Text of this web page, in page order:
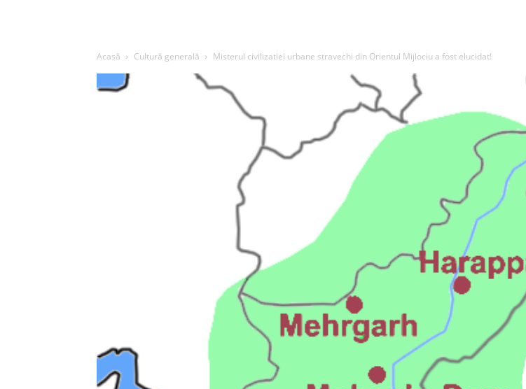
Acasă Cultură generală Misterul civilizatiei urbane stravechi din Orientul Mijlociu a fost elucidat!